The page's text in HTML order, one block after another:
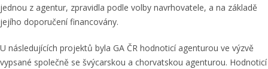
jednou z agentur, zpravidla podle volby navrhovatele, a na základě
jejího doporučení financovány.
U následujících projektů byla GA ČR hodnoticí agenturou ve výzvě
vypsané společně se švýcarskou a chorvatskou agenturou. Hodnoticí